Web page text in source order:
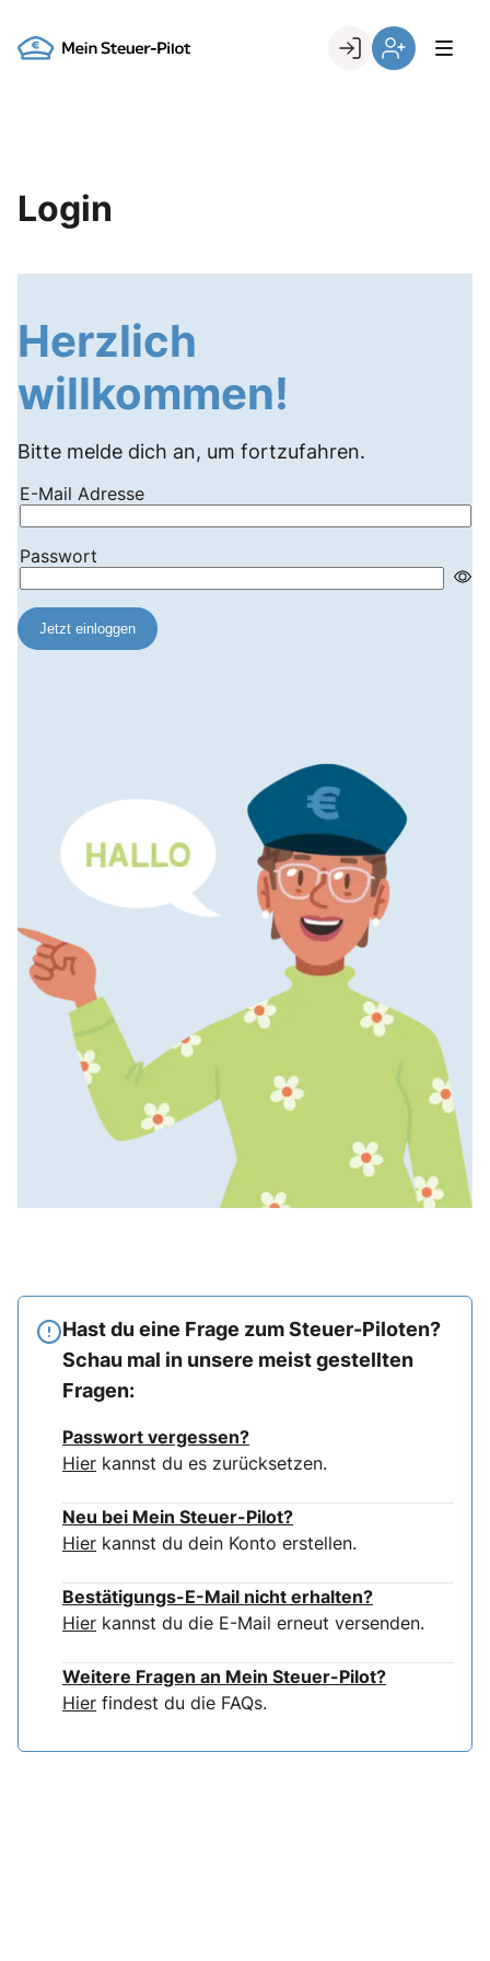
content
Go to landing page.
Login
Herzlich
willkommen!
Bitte melde dich an, um fortzufahren.
Hast du eine Frage zum Steuer-Piloten?
Schau mal in unsere meist gestellten
Fragen:
Passwort vergessen?
Hier kannst du es zurücksetzen.
Neu bei Mein Steuer-Pilot?
Hier kannst du dein Konto erstellen.
Bestätigungs-E-Mail nicht erhalten?
Hier kannst du die E-Mail erneut versenden.
Weitere Fragen an Mein Steuer-Pilot?
Hier findest du die FAQs.